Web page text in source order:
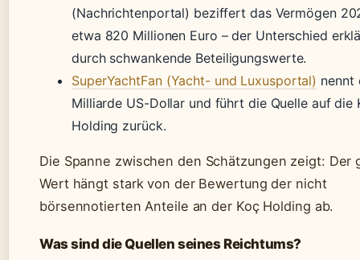
(Nachrichtenportal) beziffert das Vermögen
etwa 820 Millionen Euro – der Unterschied
durch schwankende Beteiligungswerte.
SuperYachtFan (Yacht- und Luxusportal) nennt
Milliarde US-Dollar und führt die Quelle auf die
Holding zurück.
Die Spanne zwischen den Schätzungen zeigt: Der
Wert hängt stark von der Bewertung der nicht
börsennotierten Anteile an der Koç Holding ab.
Was sind die Quellen seines Reichtums?